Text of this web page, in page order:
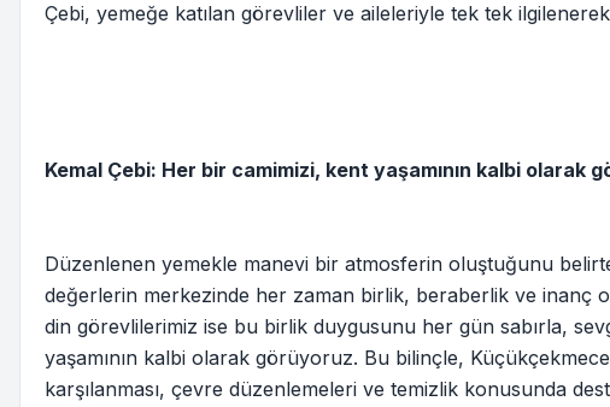
Çebi, yemeğe katılan görevliler ve aileleriyle tek tek
Kemal Çebi: Her bir camimizi, kent yaşamının kalbi olarak
Düzenlenen yemekle manevi bir atmosferin oluştuğunu
değerlerin merkezinde her zaman birlik, beraberlik ve inanç
din görevlilerimiz ise bu birlik duygusunu her gün sabırla,
yaşamının kalbi olarak görüyoruz. Bu bilinçle,
karşılanması, çevre düzenlemeleri ve temizlik konusunda